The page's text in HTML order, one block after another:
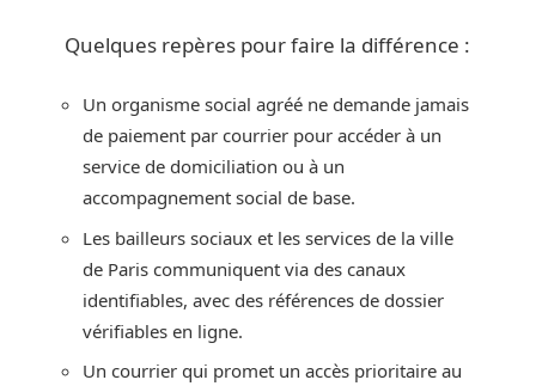
Quelques repères pour faire la différence :
Un organisme social agréé ne demande jamais
de paiement par courrier pour accéder à un
service de domiciliation ou à un
accompagnement social de base.
Les bailleurs sociaux et les services de la ville
de Paris communiquent via des canaux
identifiables, avec des références de dossier
vérifiables en ligne.
Un courrier qui promet un accès prioritaire au